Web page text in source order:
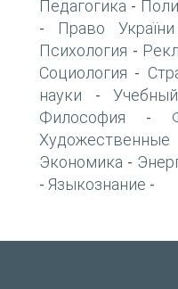
Педагогика -
- Право України
Психология -
Социология -
науки -
Философия -
Экономика -
- Языкознание -